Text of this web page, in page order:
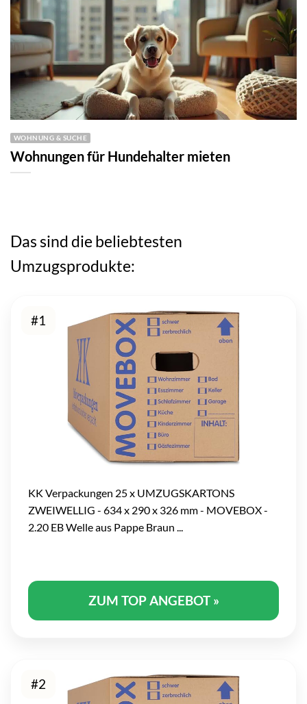
WOHNUNG & SUCHE
Wohnungen für Hundehalter mieten
Das sind die beliebtesten
Umzugsprodukte:
#1
KK Verpackungen 25 x UMZUGSKARTONS
ZWEIWELLIG - 634 x 290 x 326 mm - MOVEBOX -
2.20 EB Welle aus Pappe Braun ...
ZUM TOP ANGEBOT »
#2